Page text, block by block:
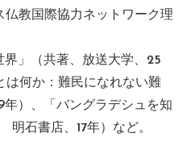
仏教国際協力ネットワーク理
」（共著、放送大学、25
は何か：難民になれない難
年）、「バングラデシュを知
明石書店、17年）など。